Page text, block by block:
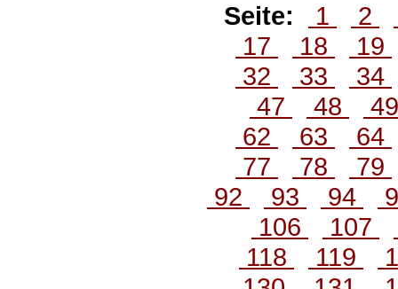
Seite: 1 2
17
18
19
32
33
34
47
48
62
63
64
77
78
79
92
93 94
106
107
118
119